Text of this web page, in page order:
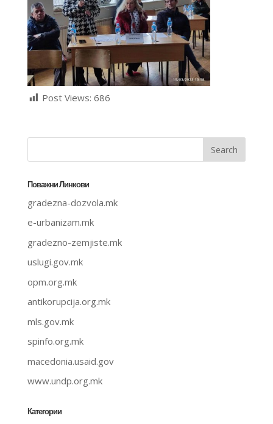
Post Views: 686
Поважни Линкови
gradezna-dozvola.mk
e-urbanizam.mk
gradezno-zemjiste.mk
uslugi.gov.mk
opm.org.mk
antikorupcija.org.mk
mls.gov.mk
spinfo.org.mk
macedonia.usaid.gov
www.undp.org.mk
Категории